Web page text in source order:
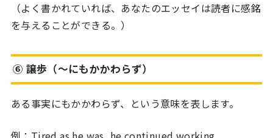
（よく書かれていれば、あなたのエッセイは読者に感銘
を与えることができる。）
⑥ 譲歩（〜にもかかわらず）
ある事実にもかかわらず、という意味を表します。